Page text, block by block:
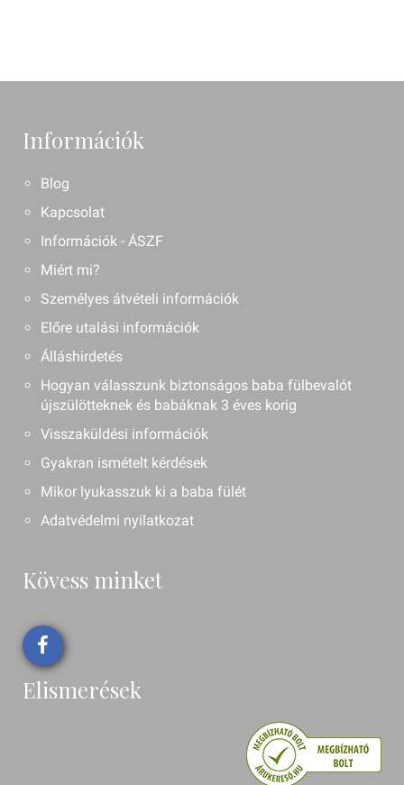
Információk
Blog
Kapcsolat
Információk - ÁSZF
Miért mi?
Személyes átvételi információk
Előre utalási információk
Álláshirdetés
Hogyan válasszunk biztonságos baba fülbevalót
újszülötteknek és babáknak 3 éves korig
Visszaküldési információk
Gyakran ismételt kérdések
Mikor lyukasszuk ki a baba fülét
Adatvédelmi nyilatkozat
Kövess minket
Elismerések